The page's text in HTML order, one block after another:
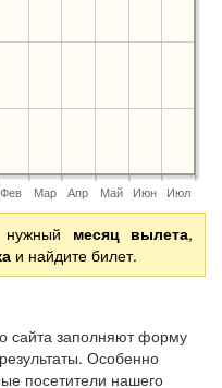
Фев Мар Апр Май Июн Июл
нужный месяц вылета,
и найдите билет.
сайта заполняют форму
Особенно
посетители нашего